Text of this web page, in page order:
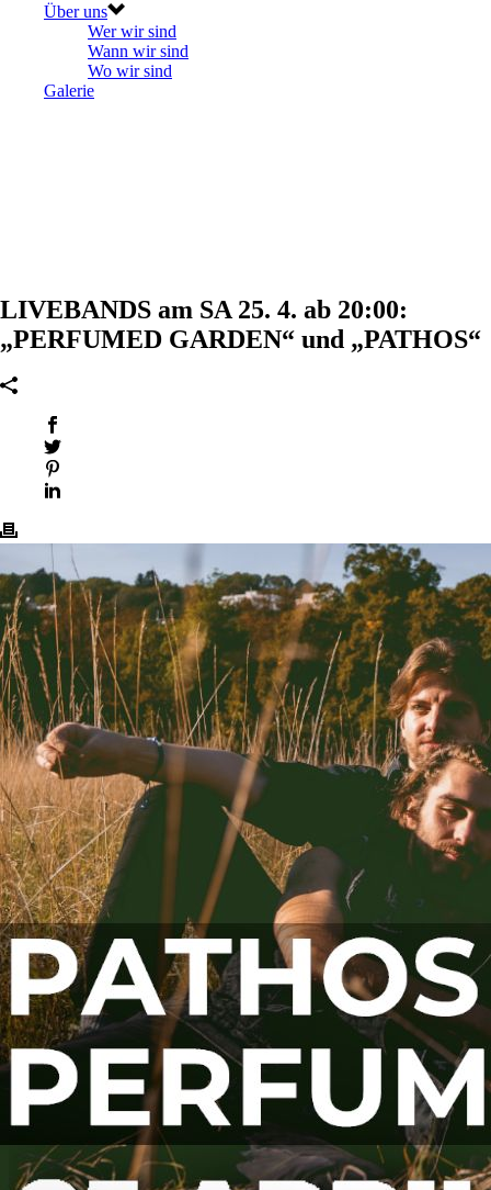
Über uns
Wer wir sind
Wann wir sind
Wo wir sind
Galerie
LIVEBANDS am SA 25. 4. ab 20:00:
„PERFUMED GARDEN“ und „PATHOS“